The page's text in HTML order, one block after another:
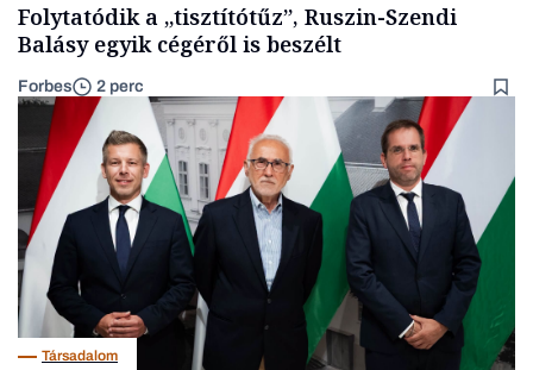
Folytatódik a „tisztítótűz”, Ruszin-Szendi
Balásy egyik cégéről is beszélt
Forbes 2 perc
Társadalom